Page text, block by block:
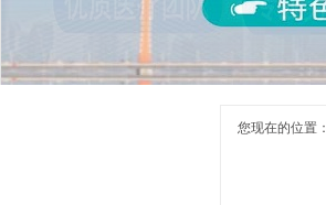
您现在的位置：